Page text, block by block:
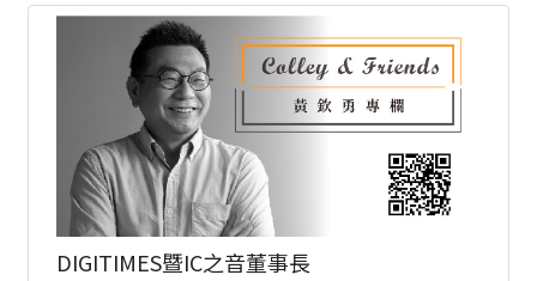
DIGITIMES暨IC之音董事長